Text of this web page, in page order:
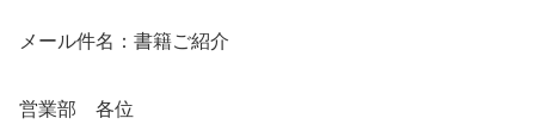
メール件名：書籍ご紹介
営業部 各位